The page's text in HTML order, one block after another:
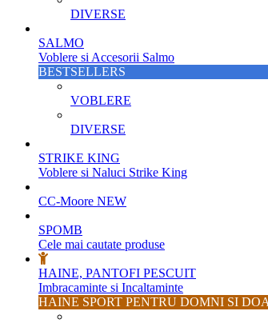
DIVERSE
SALMO
Voblere si Accesorii Salmo
BESTSELLERS
VOBLERE
DIVERSE
STRIKE KING
Voblere si Naluci Strike King
CC-Moore NEW
SPOMB
Cele mai cautate produse
HAINE, PANTOFI PESCUIT
Imbracaminte si Incaltaminte
HAINE SPORT PENTRU DOMNI SI